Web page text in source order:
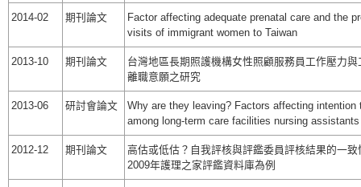
2014-02 期刊論文
Factor affecting adequate prenatal care and the
visits of immigrant women to Taiwan
2013-10 期刊論文
台灣地區長期照護機構女性照顧服務員工作壓力與
離職意願之研究
2013-06 研討會論文
Why are they leaving? Factors affecting intention
among long-term care facilities nursing
2012-12 期刊論文
高估或低估？自我評核與評鑑委員評核結果的一致
2009年護理之家評鑑資料庫為例